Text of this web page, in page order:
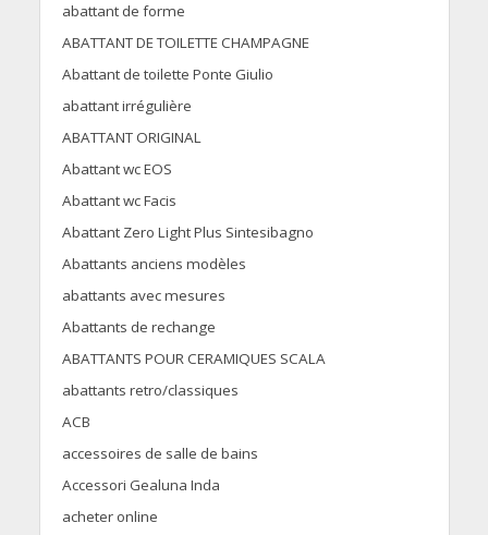
abattant de forme
ABATTANT DE TOILETTE CHAMPAGNE
Abattant de toilette Ponte Giulio
abattant irrégulière
ABATTANT ORIGINAL
Abattant wc EOS
Abattant wc Facis
Abattant Zero Light Plus Sintesibagno
Abattants anciens modèles
abattants avec mesures
Abattants de rechange
ABATTANTS POUR CERAMIQUES SCALA
abattants retro/classiques
ACB
accessoires de salle de bains
Accessori Gealuna Inda
acheter online